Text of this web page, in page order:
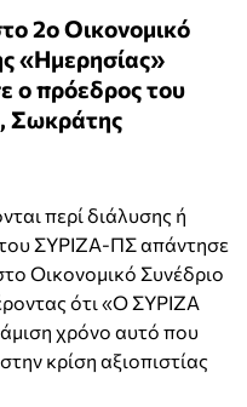
2ο Οικονομικό
«Ημερησίας»
ο πρόεδρος του
Σωκράτης
περί διάλυσης ή
ΣΥΡΙΖΑ-ΠΣ απάντησε
Οικονομικό Συνέδριο
ότι «Ο ΣΥΡΙΖΑ
χρόνο αυτό που
κρίση αξιοπιστίας